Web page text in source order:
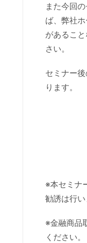
また今回
ば、弊社
があるこ
さい。
セミナー
ります。
※本セミナ
勧誘は行い
※金融商品
ください。